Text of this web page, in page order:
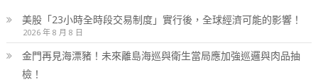
美股「23小時全時段交易制度」實行後，全球經濟可能的影響！
2026 年 8 月 8 日
金門再見海漂豬！未來離島海巡與衛生當局應加強巡邏與肉品抽
檢！